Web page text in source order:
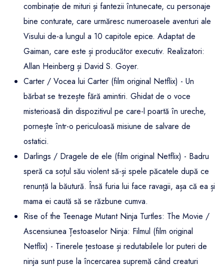
combinație de mituri și fantezii întunecate, cu personaje
bine conturate, care urmăresc numeroasele aventuri ale
Visului de-a lungul a 10 capitole epice. Adaptat de
Gaiman, care este și producător executiv. Realizatori:
Allan Heinberg și David S. Goyer.
Carter / Vocea lui Carter (film original Netflix) - Un
bărbat se trezește fără amintiri. Ghidat de o voce
misterioasă din dispozitivul pe care-l poartă în ureche,
pornește într-o periculoasă misiune de salvare de
ostatici.
Darlings / Dragele de ele (film original Netflix) - Badru
speră ca soțul său violent să-și spele păcatele după ce
renunță la băutură. Însă furia lui face ravagii, așa că ea și
mama ei caută să se răzbune cumva.
Rise of the Teenage Mutant Ninja Turtles: The Movie /
Ascensiunea Țestoaselor Ninja: Filmul (film original
Netflix) - Tinerele țestoase și redutabilele lor puteri de
ninja sunt puse la încercarea supremă când creaturi